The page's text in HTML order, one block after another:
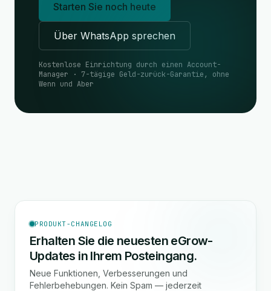
Starten Sie noch heute
Über WhatsApp sprechen
Kostenlose Einrichtung durch einen Account-
Manager · 7-tägige Geld-zurück-Garantie, ohne
Wenn und Aber
PRODUKT-CHANGELOG
Erhalten Sie die neuesten eGrow-
Updates in Ihrem Posteingang.
Neue Funktionen, Verbesserungen und
Fehlerbehebungen. Kein Spam — jederzeit